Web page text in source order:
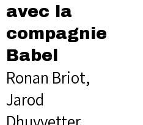
avec la
compagnie
Babel
Ronan Briot,
Jarod